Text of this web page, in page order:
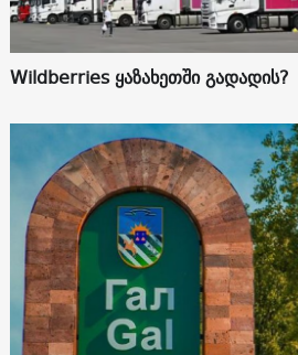
Wildberries ყაზახეთში გადადის?